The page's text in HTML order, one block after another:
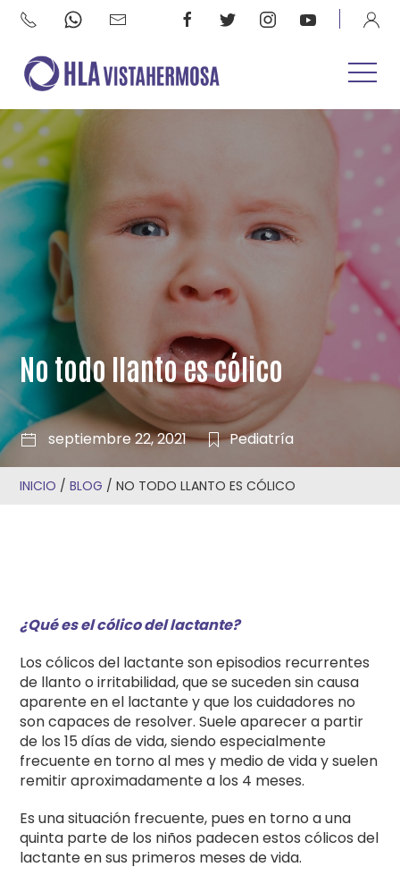
No todo llanto es cólico
septiembre 22, 2021 Pediatría
INICIO /BLOG /NO TODO LLANTO ES CÓLICO
¿Qué es el cólico del lactante?
Los cólicos del lactante son episodios recurrentes
de llanto o irritabilidad, que se suceden sin causa
aparente en el lactante y que los cuidadores no
son capaces de resolver. Suele aparecer a partir
de los 15 días de vida, siendo especialmente
frecuente en torno al mes y medio de vida y suelen
remitir aproximadamente a los 4 meses.
Es una situación frecuente, pues en torno a una
quinta parte de los niños padecen estos cólicos del
lactante en sus primeros meses de vida.